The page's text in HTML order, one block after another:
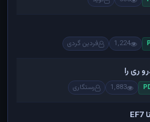
1,224 فردین گردی
ری را
1,883 رستگاری